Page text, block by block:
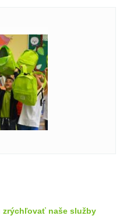
zrýchľovať naše služby